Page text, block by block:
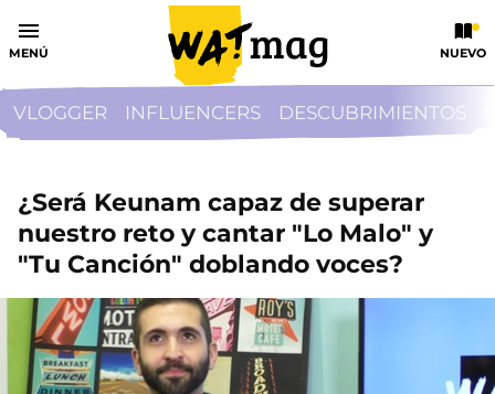
MENÚ NUEVO
VLOGGER INFLUENCERS DESCUBRIMIENTOS
¿Será Keunam capaz de superar
nuestro reto y cantar "Lo Malo" y
"Tu Canción" doblando voces?